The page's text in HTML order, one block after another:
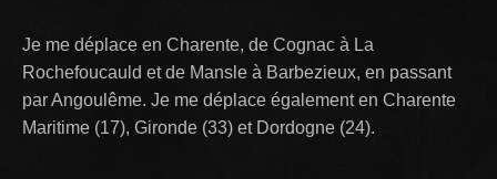
Je me déplace en Charente, de Cognac à La
Rochefoucauld et de Mansle à Barbezieux, en passant
par Angoulême. Je me déplace également en Charente
Maritime (17), Gironde (33) et Dordogne (24).